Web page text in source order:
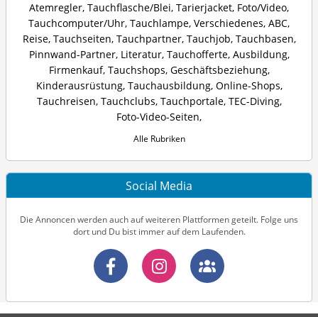
Atemregler, Tauchflasche/Blei, Tarierjacket, Foto/Video,
Tauchcomputer/Uhr, Tauchlampe, Verschiedenes, ABC,
Reise, Tauchseiten, Tauchpartner, Tauchjob, Tauchbasen,
Pinnwand-Partner, Literatur, Tauchofferte, Ausbildung,
Firmenkauf, Tauchshops, Geschäftsbeziehung,
Kinderausrüstung, Tauchausbildung, Online-Shops,
Tauchreisen, Tauchclubs, Tauchportale, TEC-Diving,
Foto-Video-Seiten,
Alle Rubriken
Social Media
Die Annoncen werden auch auf weiteren Plattformen geteilt. Folge uns
dort und Du bist immer auf dem Laufenden.